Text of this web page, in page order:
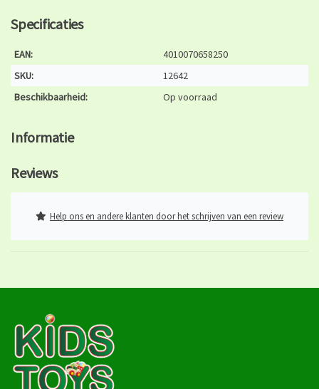
Specificaties
EAN:
4010070658250
SKU:
12642
Beschikbaarheid:
Op voorraad
Informatie
Reviews
Help ons en andere klanten door het schrijven van een review